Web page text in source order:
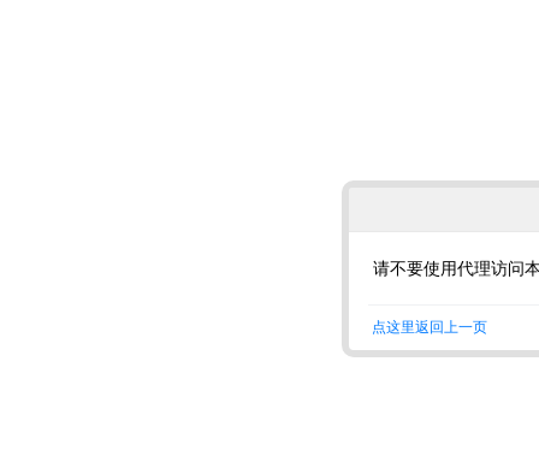
请不要使用代理访问
点这里返回上一页